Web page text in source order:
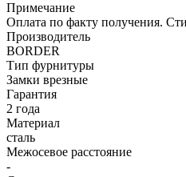
Примечание
Оплата по факту получения.
Производитель
BORDER
Тип фурнитуры
Замки врезные
Гарантия
2 года
Материал
сталь
Межосевое расстояние
-